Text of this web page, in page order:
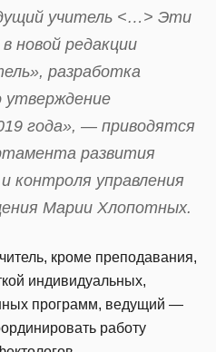
учитель <…> Эти
новой редакции
разработка
утверждение
года», — приводятся
развития
контроля управления
Марии Хлопотных.
кроме преподавания,
индивидуальных,
программ, ведущий —
работу